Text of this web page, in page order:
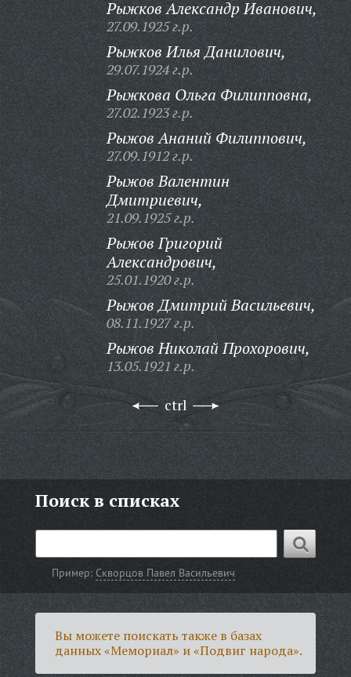
Рыжков Александр Иванович,
27.09.1925 г.р.
Рыжков Илья Данилович,
29.07.1924 г.р.
Рыжкова Ольга Филипповна,
27.02.1923 г.р.
Рыжов Ананий Филиппович,
27.09.1912 г.р.
Рыжов Валентин
Дмитриевич,
21.09.1925 г.р.
Рыжов Григорий
Александрович,
25.01.1920 г.р.
Рыжов Дмитрий Васильевич,
08.11.1927 г.р.
Рыжов Николай Прохорович,
13.05.1921 г.р.
ctrl
Поиск в списках
Пример: Скворцов Павел Васильевич
Вы можете поискать также в базах
данных «Мемориал» и «Подвиг народа».